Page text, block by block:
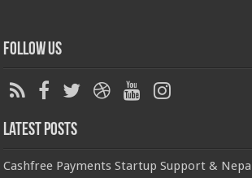
Follow Us
Latest Posts
Cashfree Payments Startup Support &